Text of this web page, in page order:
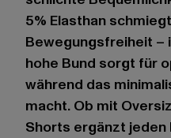
5% Elasthan
Bewegungsfreiheit –
hohe Bund sorgt für
während das
macht. Ob mit
Shorts ergänzt jeden